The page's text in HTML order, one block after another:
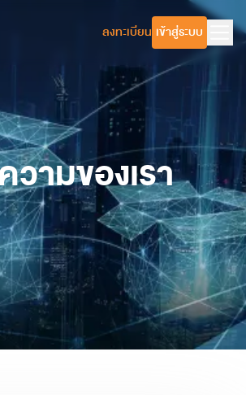
ลงทะเบียน เข้าสู่ระบบ
ามของเรา